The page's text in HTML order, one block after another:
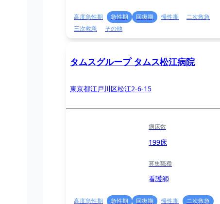
高度急性期 急性期 回復期 慢性期
二次救急
三次救急
その他
タムスグループ タムス松江病院
東京都江戸川区松江2-6-15
病床数
199床
募集職種
看護師
高度急性期 急性期 回復期 慢性期
二次救急